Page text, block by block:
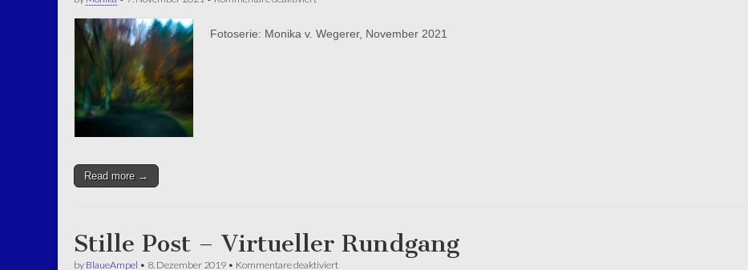
Fotoserie: Monika v. Wegerer, November 2021
Read more →
Stille Post – Virtueller Rundgang
by BlaueAmpel • 8. Dezember 2019 • Kommentare deaktiviertfür